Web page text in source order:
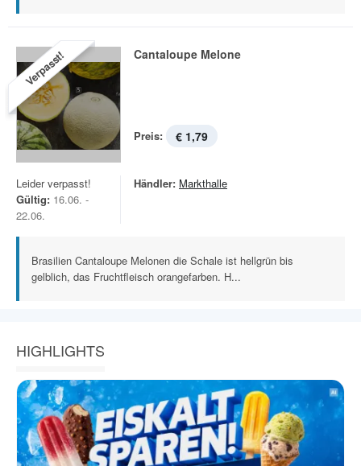
Verpasst! Cantaloupe Melone
Preis: € 1,79
Leider verpasst!
Gültig: 16.06. -
22.06.
Händler: Markthalle
Brasilien Cantaloupe Melonen die Schale ist hellgrün bis
gelblich, das Fruchtfleisch orangefarben. H...
HIGHLIGHTS